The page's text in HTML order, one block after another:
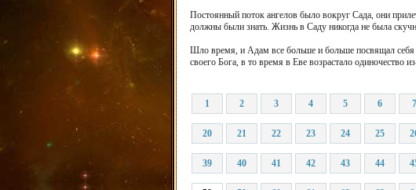
Постоянный поток ангелов было вокруг Сада, они
должны были знать. Жизнь в Саду никогда не была
Шло время, и Адам все больше и больше посвящал себя
своего Бога, в то время в Еве возрастало одиночество
1 2 3 4 5 6 7
20 21 22 23 24 25
39 40 41 42 43 44